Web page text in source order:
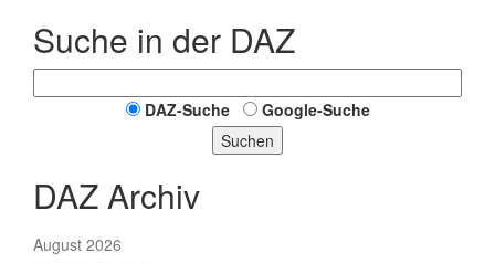
Suche in der DAZ
DAZ-Suche
Google-Suche
Suchen
DAZ Archiv
August 2026